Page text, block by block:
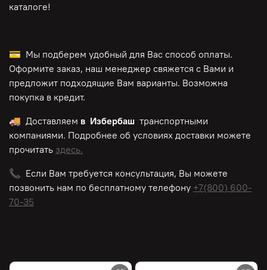
каталоге!
💳 Мы подберем удобный для Вас способ оплаты.
Оформите заказ, наш менеджер свяжется с Вами и
предложит подходящие Вам варианты. Возможна
покупка в кредит.
🚚 Доставляем в Избербаш транспортными
компаниями. Подробнее об условиях доставки можете
прочитать здесь.
📞 Если Вам требуется консультация, Вы можете
позвонить нам по бесплатному телефону +7(800) 600-
70-35